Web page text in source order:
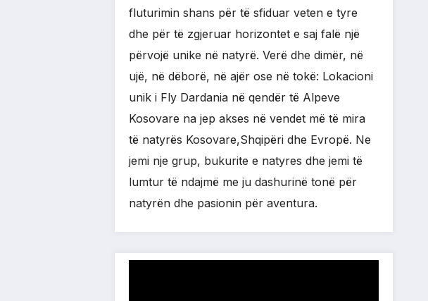
fluturimin shans për të sfiduar veten e tyre
dhe për të zgjeruar horizontet e saj falë një
përvojë unike në natyrë. Verë dhe dimër, në
ujë, në dëborë, në ajër ose në tokë: Lokacioni
unik i Fly Dardania në qendër të Alpeve
Kosovare na jep akses në vendet më të mira
të natyrës Kosovare,Shqipëri dhe Evropë. Ne
jemi nje grup, bukurite e natyres dhe jemi të
lumtur të ndajmë me ju dashurinë tonë për
natyrën dhe pasionin për aventura.